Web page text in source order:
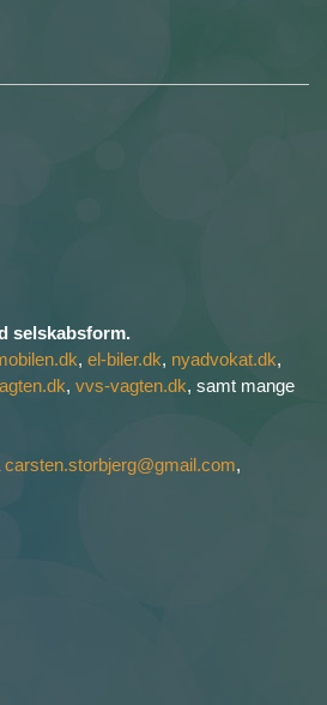
selskabsform.
, el-biler.dk, nyadvokat.dk,
, vvs-vagten.dk, samt mange
carsten.storbjerg@gmail.com,